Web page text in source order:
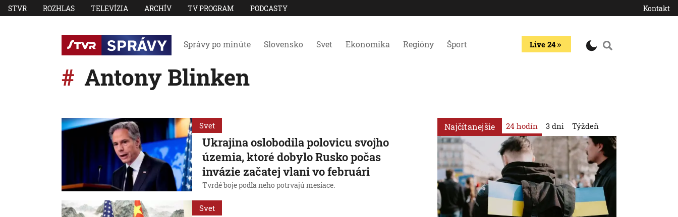
STVR ROZHLAS TELEVÍZIA ARCHÍV TV PROGRAM PODCASTY Kontakt
Správy po minúte Slovensko Svet Ekonomika Regióny Šport Live 24
Antony Blinken
Svet
Ukrajina oslobodila polovicu svojho
územia, ktoré dobylo Rusko počas
invázie začatej vlani vo februári
Tvrdé boje podľa neho potrvajú mesiace.
Svet
Najčítanejšie 24 hodín 3 dni Týždeň